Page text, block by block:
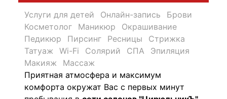
Услуги для детей Онлайн-запись
Брови
Косметолог
Маникюр
Окрашивание
Педикюр
Пирсинг Ресницы
Стрижка
Татуаж
Wi-Fi Солярий СПА
Эпиляция
Макияж
Массаж
Приятная атмосфера и максимум
комфорта окружат Вас с первых минут